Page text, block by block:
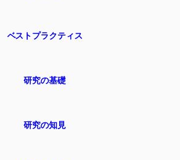
ベストプラクティス
研究の基礎
研究の知見